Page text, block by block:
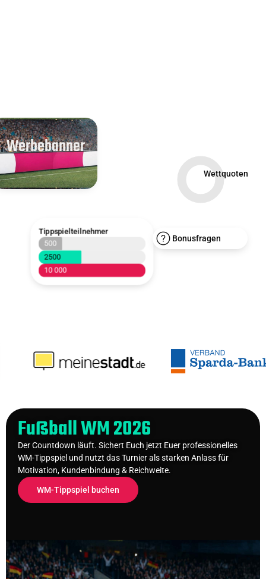
Bonusfragen
Werbebanner
Tippspielteilnehmer
500
2500
10 000
Wettquoten
Fußball WM 2026
Der Countdown läuft. Sichert Euch jetzt Euer professionelles
WM-Tippspiel und nutzt das Turnier als starken Anlass für
Motivation, Kundenbindung & Reichweite.
WM-Tippspiel buchen